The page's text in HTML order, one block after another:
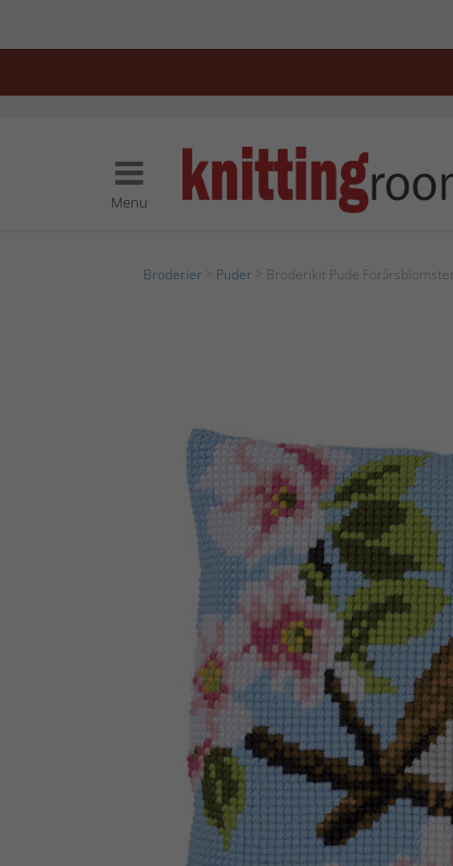
Menu
Broderier Puder > Broderikit Pude Forårsblomster